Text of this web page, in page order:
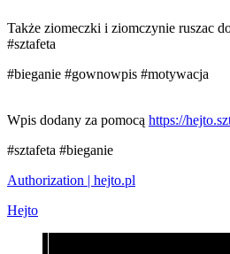
Także ziomeczki i ziomczynie ruszac
#sztafeta
#bieganie #gownowpis #motywacja
Wpis dodany za pomocą https://
#sztafeta #bieganie
Authorization | hejto.pl
Hejto